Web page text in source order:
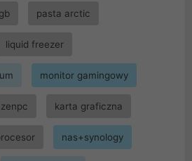
pasta arctic
liquid freezer
monitor gamingowy
karta graficzna
nas+synology